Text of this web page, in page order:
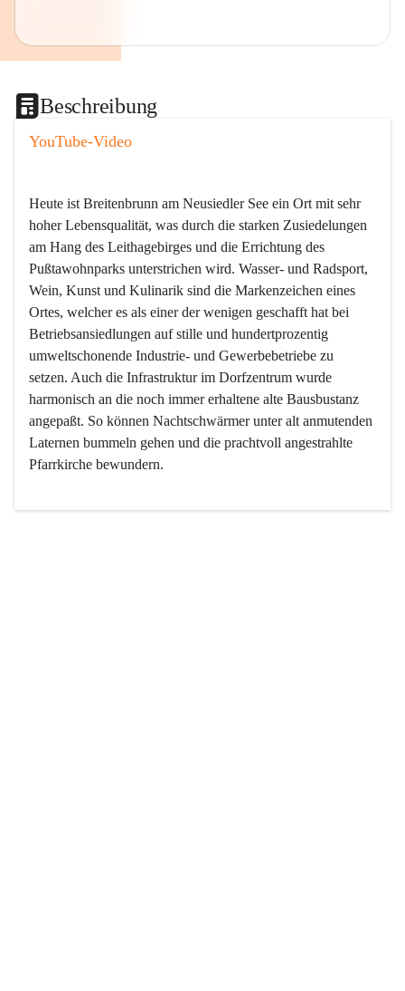
Beschreibung
YouTube-Video
Heute ist Breitenbrunn am Neusiedler See ein Ort mit sehr
hoher Lebensqualität, was durch die starken Zusiedelungen
am Hang des Leithagebirges und die Errichtung des
Pußtawohnparks unterstrichen wird. Wasser- und Radsport,
Wein, Kunst und Kulinarik sind die Markenzeichen eines
Ortes, welcher es als einer der wenigen geschafft hat bei
Betriebsansiedlungen auf stille und hundertprozentig
umweltschonende Industrie- und Gewerbebetriebe zu
setzen. Auch die Infrastruktur im Dorfzentrum wurde
harmonisch an die noch immer erhaltene alte Bausbustanz
angepaßt. So können Nachtschwärmer unter alt anmutenden
Laternen bummeln gehen und die prachtvoll angestrahlte
Pfarrkirche bewundern.
Der Weinbau dominert heute nicht mehr, ist aber integrativer